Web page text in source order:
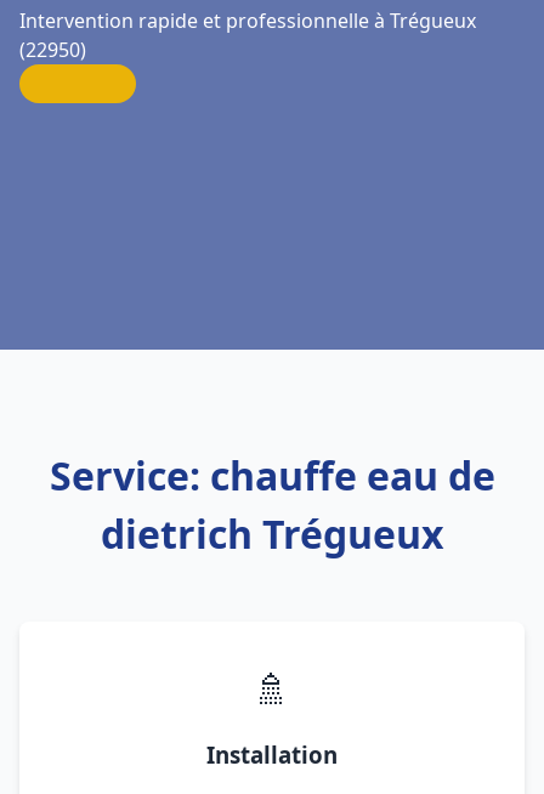
Intervention rapide et professionnelle à Trégueux
(22950)
Service: chauffe eau de
dietrich Trégueux
🚿
Installation